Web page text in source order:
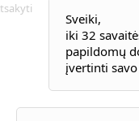
Sveiki,
iki 32
papildomų
įvertinti